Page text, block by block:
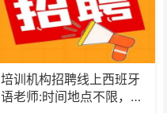
培训机构招聘线上西班牙
语老师:时间地点不限，可